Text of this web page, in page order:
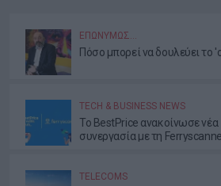
ΕΠΩΝΎΜΩΣ…
Πόσο μπορεί να δουλεύει το
TECH & BUSINESS NEWS
Το BestPrice ανακοίνωσε νέα
συνεργασία με τη
TELECOMS